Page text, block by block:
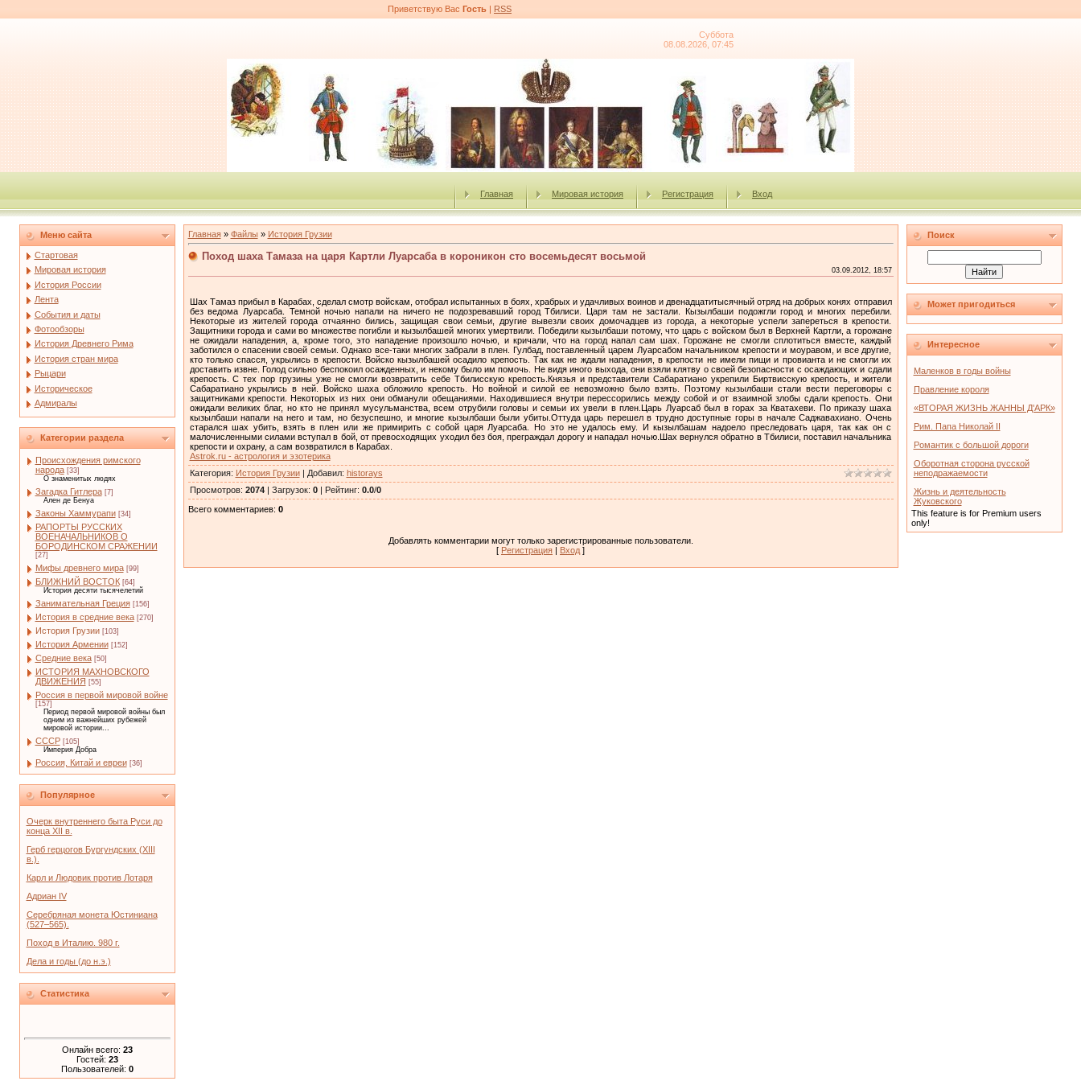
Приветствую Вас Гость | RSS
Суббота
08.08.2026, 07:45
Главная Мировая история Регистрация Вход
Меню сайта
Стартовая
Мировая история
История России
Лента
События и даты
Фотообзоры
История Древнего Рима
История стран мира
Рыцари
Историческое
Адмиралы
Категории раздела
Происхождения римского
народа [33]
О знаменитых людях
Загадка Гитлера [7]
Ален де Бенуа
Законы Хаммурапи [34]
РАПОРТЫ РУССКИХ
ВОЕНАЧАЛЬНИКОВ О
БОРОДИНСКОМ СРАЖЕНИИ
[27]
Мифы древнего мира [99]
БЛИЖНИЙ ВОСТОК [64]
История десяти тысячелетий
Занимательная Греция [156]
История в средние века [270]
История Грузии [103]
История Армении [152]
Средние века [50]
ИСТОРИЯ МАХНОВСКОГО
ДВИЖЕНИЯ [55]
Россия в первой мировой войне
[157]
Период первой мировой войны был
одним из важнейших рубежей
мировой истории...
СССР [105]
Империя Добра
Россия, Китай и евреи [36]
Популярное
Очерк внутреннего быта Руси до
конца XII в.
Герб герцогов Бургундских (XIII
в.).
Карл и Людовик против Лотаря
Адриан IV
Серебряная монета Юстиниана
(527–565).
Поход в Италию. 980 г.
Дела и годы (до н.э.)
Статистика
Онлайн всего: 23
Гостей: 23
Пользователей: 0
Главная» Файлы» История Грузии
Поход шаха Тамаза на царя Картли Луарсаба в короникон сто восемьдесят восьмой
03.09.2012, 18:57
Шах Тамаз прибыл в Карабах, сделал смотр войскам, отобрал испытанных в боях, храбрых и удачливых воинов и двенадцатитысячный отряд на добрых конях отправил
без ведома Луарсаба. Темной ночью напали на ничего не подозревавший город Тбилиси. Царя там не застали. Кызылбаши подожгли город и многих перебили.
Некоторые из жителей города отчаянно бились, защищая свои семьи, другие вывезли своих домочадцев из города, а некоторые успели запереться в крепости.
Защитники города и сами во множестве погибли и кызылбашей многих умертвили. Победили кызылбаши потому, что царь с войском был в Верхней Картли, а горожане
не ожидали нападения, а, кроме того, это нападение произошло ночью, и кричали, что на город напал сам шах. Горожане не смогли сплотиться вместе, каждый
заботился о спасении своей семьи. Однако все-таки многих забрали в плен. Гулбад, поставленный царем Луарсабом начальником крепости и моуравом, и все другие,
кто только спасся, укрылись в крепости. Войско кызылбашей осадило крепость. Так как не ждали нападения, в крепости не имели пищи и провианта и не смогли их
доставить извне. Голод сильно беспокоил осажденных, и некому было им помочь. Не видя иного выхода, они взяли клятву о своей безопасности с осаждающих и сдали
крепость. С тех пор грузины уже не смогли возвратить себе Тбилисскую крепость.Князья и представители Сабаратиано укрепили Биртвисскую крепость, и жители
Сабаратиано укрылись в ней. Войско шаха обложило крепость. Но войной и силой ее невозможно было взять. Поэтому кызылбаши стали вести переговоры с
защитниками крепости. Некоторых из них они обманули обещаниями. Находившиеся внутри перессорились между собой и от взаимной злобы сдали крепость. Они
ожидали великих благ, но кто не принял мусульманства, всем отрубили головы и семьи их увели в плен.Царь Луарсаб был в горах за Кватахеви. По приказу шаха
кызылбаши напали на него и там, но безуспешно, и многие кызылбаши были убиты.Оттуда царь перешел в трудно доступные горы в начале Саджавахиано. Очень
старался шах убить, взять в плен или же примирить с собой царя Луарсаба. Но это не удалось ему. И кызылбашам надоело преследовать царя, так как он с
малочисленными силами вступал в бой, от превосходящих уходил без боя, преграждал дорогу и нападал ночью.Шах вернулся обратно в Тбилиси, поставил начальника
крепости и охрану, а сам возвратился в Карабах.
Astrok.ru - астрология и эзотерика
Категория: История Грузии| Добавил: historays
Просмотров: 2074| Загрузок: 0| Рейтинг: 0.0/0
Всего комментариев: 0
Добавлять комментарии могут только зарегистрированные пользователи.
[ Регистрация | Вход ]
Поиск
Может пригодиться
Интересное
Маленков в годы войны
Правление короля
«ВТОРАЯ ЖИЗНЬ ЖАННЫ Д'АРК»
Рим. Папа Николай II
Романтик с большой дороги
Оборотная сторона русской
неподражаемости
Жизнь и деятельность
Жуковского
This feature is for Premium users
only!